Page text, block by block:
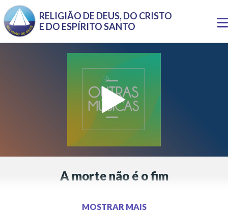
Pular para o conteúdo principal
RELIGIÃO DE DEUS, DO CRISTO
E DO ESPÍRITO SANTO
A morte não é o fim
1979)
MOSTRAR MAIS